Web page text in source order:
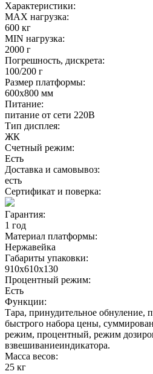
Характеристики:
MAX нагрузка:
600 кг
MIN нагрузка:
2000 г
Погрешность, дискрета:
100/200 г
Размер платформы:
600х800 мм
Питание:
питание от сети 220В
Тип дисплея:
ЖК
Счетный режим:
Есть
Доставка и самовывоз:
есть
Сертификат и поверка:
Гарантия:
1 год
Материал платформы:
Нержавейка
Габариты упаковки:
910х610х130
Процентный режим:
Есть
Функции:
Тара, принудительное
быстрого набора цены,
режим, процентный, режим
взвешиваниеиндикатора.
Масса весов:
25 кг